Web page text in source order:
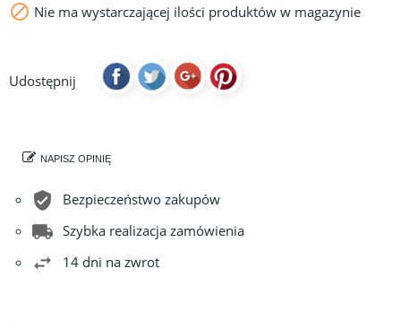
 Nie ma wystarczającej ilości produktów w magazynie
Udostępnij
NAPISZ OPINIĘ
Bezpieczeństwo zakupów
Szybka realizacja zamówienia
14 dni na zwrot